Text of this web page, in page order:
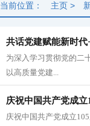
当前位置： 主页 >
共话党建赋能新时
进会开展红色文化
为深入学习贯彻党的二
以高质量党建...
庆祝中国共产党成
庆祝中国共产党成立